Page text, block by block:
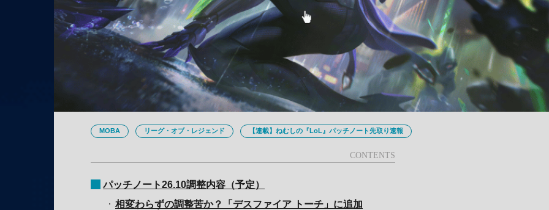
MOBA リーグ・オブ・レジェンド 【連載】ねむしの『LoL』パッチノート先取り速報
パッチノート26.10調整内容（予定）
相変わらずの調整苦か？「デスファイア トーチ」に追加